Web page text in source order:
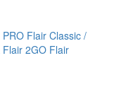
PRO Flair Classic /
Flair 2GO Flair